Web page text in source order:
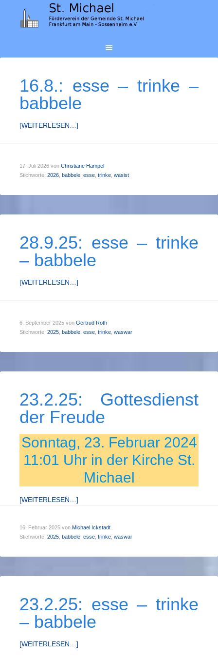
16.8.: esse – trinke –
babbele
[WEITERLESEN…]
17. Juli 2026 von Christiane Hampel
Stichworte: 2026 babbele esse trinke wasist
28.9.25: esse – trinke
– babbele
[WEITERLESEN…]
6. September 2025 von Gertrud Roth
Stichworte: 2025 babbele esse trinke waswar
23.2.25: Gottesdienst
der Freude
Sonntag, 23. Februar 2024
11:01 Uhr in der Kirche St.
Michael
[WEITERLESEN…]
16. Februar 2025 von Michael Ickstadt
Stichworte: 2025 babbele esse trinke waswar
23.2.25: esse – trinke
– babbele
[WEITERLESEN…]